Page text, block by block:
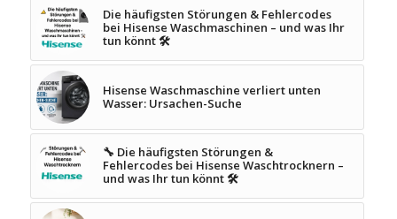
Die häufigsten Störungen & Fehlercodes
bei Hisense Waschmaschinen – und was Ihr
tun könnt 🛠️
Hisense Waschmaschine verliert unten
Wasser: Ursachen-Suche
🔧 Die häufigsten Störungen &
Fehlercodes bei Hisense Waschtrocknern –
und was Ihr tun könnt 🛠️